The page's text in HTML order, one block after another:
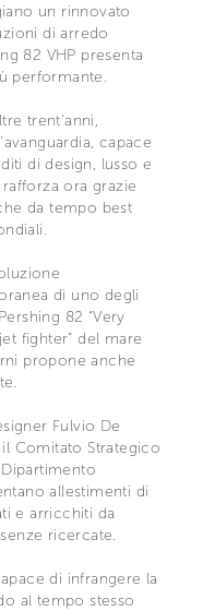
un rinnovato
di arredo
82 VHP presenta
performante.
trent’anni,
capace
di design, lusso e
ora grazie
da tempo best
di uno degli
82 “Very
fighter” del mare
propone anche
Fulvio De
Comitato Strategico
allestimenti di
e arricchiti da
ricercate.
di infrangere la
al tempo stesso